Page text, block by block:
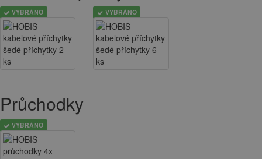
VYBRÁNO VYBRÁNO
Průchodky
VYBRÁNO